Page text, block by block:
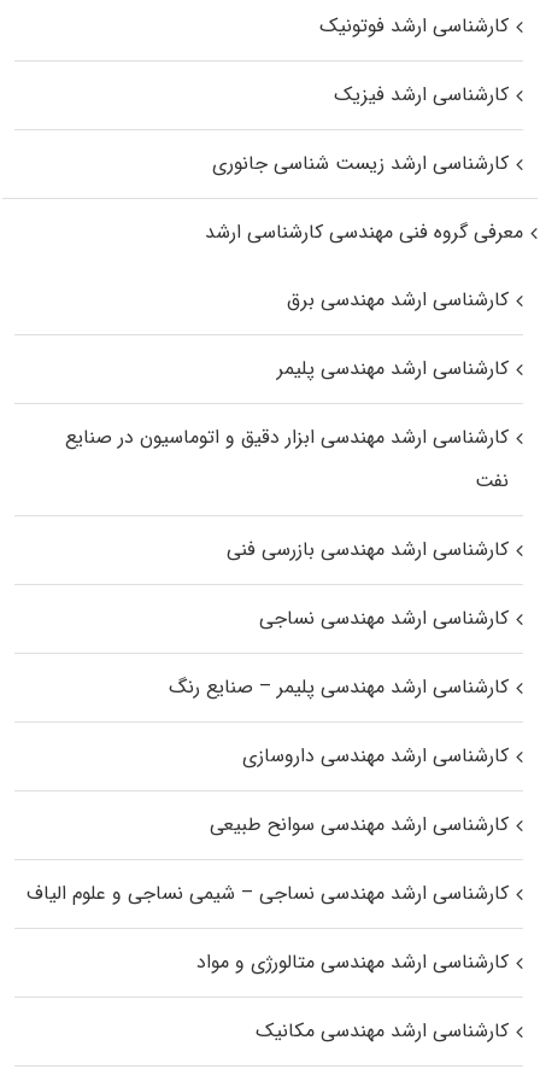
کارشناسی ارشد فوتونیک
کارشناسی ارشد فیزیک
کارشناسی ارشد زیست‌ شناسی جانوری
معرفی گروه فنی مهندسی کارشناسی ارشد
کارشناسی ارشد مهندسی برق
کارشناسی ارشد مهندسی پلیمر
کارشناسی ارشد مهندسی ابزار دقیق و اتوماسیون در صنایع
نفت
کارشناسی ارشد مهندسی بازرسی فنی
کارشناسی ارشد مهندسی نساجی
کارشناسی ارشد مهندسی پلیمر – صنایع رنگ
کارشناسی ارشد مهندسی داروسازی
کارشناسی ارشد مهندسی سوانح طبیعی
کارشناسی ارشد مهندسی نساجی – شیمی نساجی و علوم الیاف
کارشناسی ارشد مهندسی متالورژی و مواد
کارشناسی ارشد مهندسی مکانیک